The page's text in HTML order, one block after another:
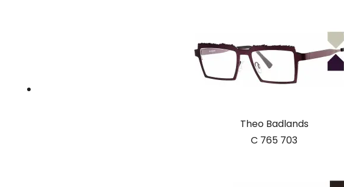
Theo Badlands
C 765 703